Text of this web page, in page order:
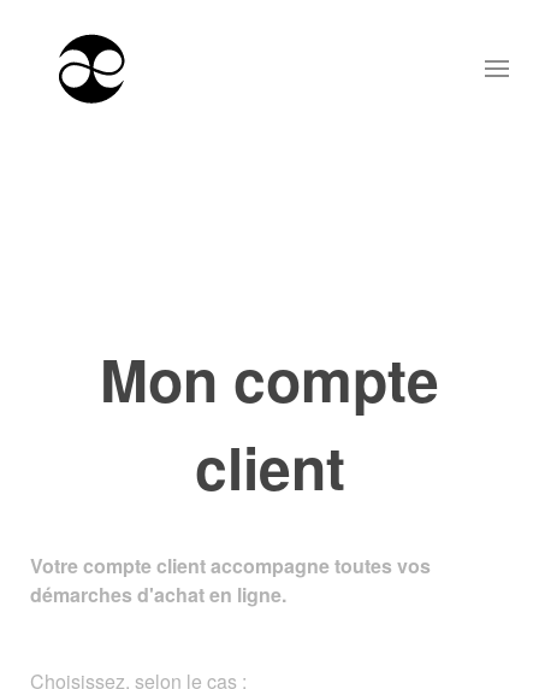
Mon compte
client
Votre compte client accompagne toutes vos
démarches d'achat en ligne.
Choisissez, selon le cas :